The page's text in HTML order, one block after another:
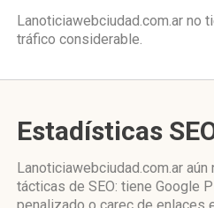
Lanoticiawebciudad.com.ar no
tráfico considerable.
Estadísticas
Lanoticiawebciudad.com.ar
tácticas de SEO: tiene Google